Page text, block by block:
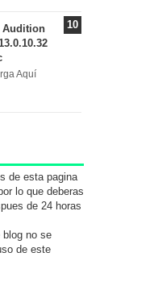
Audition
Aquí
de esta pagina
lo que deberas
de 24 horas
blog no se
de este